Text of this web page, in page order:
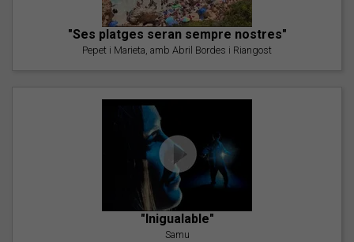
"Ses platges seran sempre nostres"
Pepet i Marieta, amb Abril Bordes i Riangost
"Inigualable"
Samu